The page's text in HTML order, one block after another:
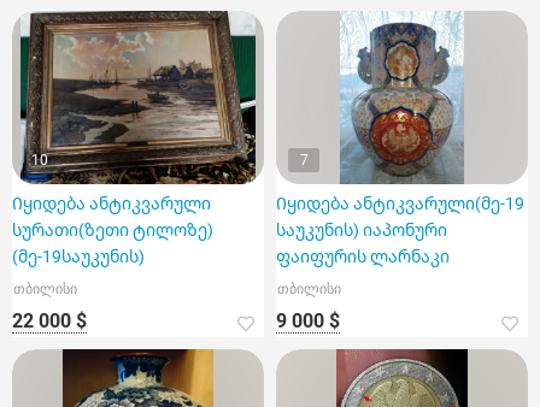
10
Იყიდება ანტიკვარული
სურათი(ზეთი ტილოზე)
(მე-19საუკუნის)
თბილისი
22 000 $
7
Იყიდება ანტიკვარული(მე-19
საუკუნის) იაპონური
ფაიფურის ლარნაკი
თბილისი
9 000 $